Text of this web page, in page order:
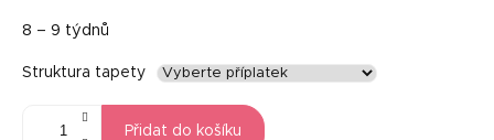
cena:
8 – 9 týdnů
Struktura tapety
Přidat do košíku